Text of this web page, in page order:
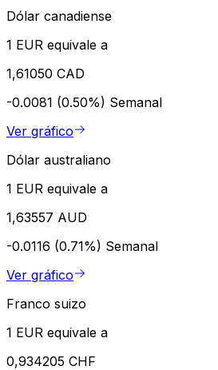
Dólar canadiense
1 EUR equivale a
1,61050 CAD
-0.0081 (0.50%) Semanal
Ver gráfico
Dólar australiano
1 EUR equivale a
1,63557 AUD
-0.0116 (0.71%) Semanal
Ver gráfico
Franco suizo
1 EUR equivale a
0,934205 CHF